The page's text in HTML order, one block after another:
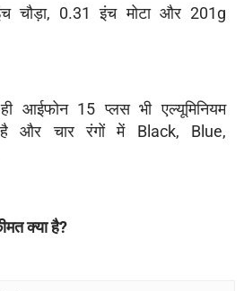
चौड़ा, 0.31 इंच मोटा और 201g
आईफोन 15 प्लस भी एल्यूमिनियम
और चार रंगों में Black, Blue,
क्या है?